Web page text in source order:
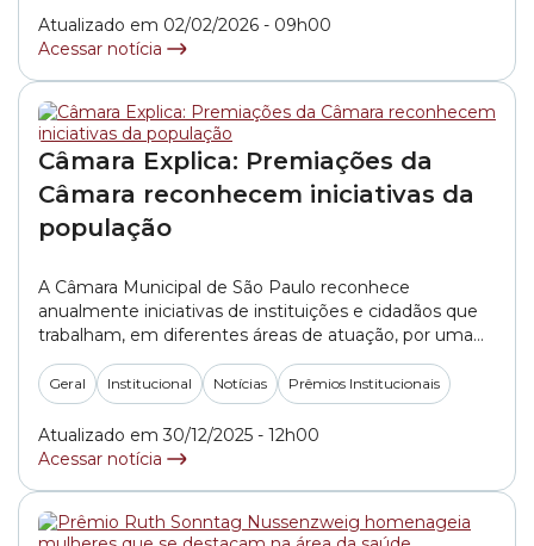
concorrer com um... »
Atualizado em 02/02/2026 - 09h00
Acessar notícia
Câmara Explica: Premiações da
Câmara reconhecem iniciativas da
população
A Câmara Municipal de São Paulo reconhece
anualmente iniciativas de instituições e cidadãos que
trabalham, em diferentes áreas de atuação, por uma
cidade melhor. São diversos prêmios institucionais para
os quais é possível se inscrever em busca do
reconhecimento oficial do Legislativo paulistano.
Criados ao longo dos anos por iniciativa da Câmara, as
Geral Institucional Notícias Prêmios Institucionais
Atualizado em 30/12/2025 - 12h00
Acessar notícia